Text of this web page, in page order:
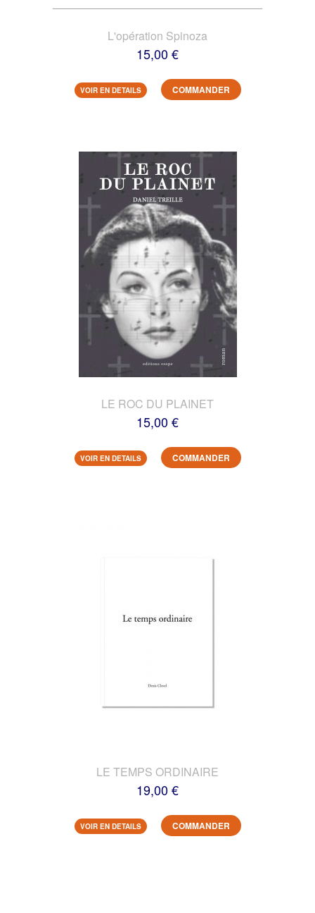
L'opération Spinoza
15,00 €
VOIR EN DETAILS COMMANDER
LE ROC DU PLAINET
15,00 €
VOIR EN DETAILS COMMANDER
LE TEMPS ORDINAIRE
19,00 €
VOIR EN DETAILS COMMANDER